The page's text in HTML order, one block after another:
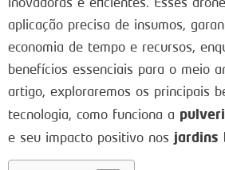
aplicação precisa de insumos,
economia de tempo e recursos,
benefícios essenciais para o meio
artigo, exploraremos os principais
tecnologia, como funciona a
e seu impacto positivo nos jardins